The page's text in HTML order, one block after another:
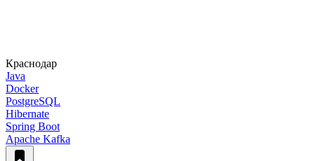
Краснодар
Java
Docker
PostgreSQL
Hibernate
Spring Boot
Apache Kafka